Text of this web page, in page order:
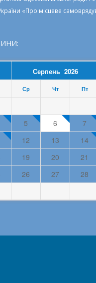
«Про місцеве
Серпень 2026
Ср Чт Пт
5 6 7
12 13 14
19 20 21
26 27 28